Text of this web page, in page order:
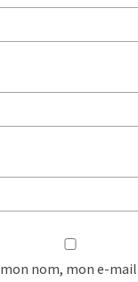
nom, mon e-